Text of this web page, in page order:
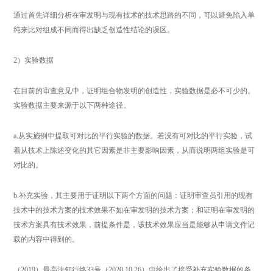
通过首先详细分析在审发明与现有技术的技术思路的不同，可以避免陷入单
纯来比对组成不同而得出缺乏创造性结论的误区。
2）实验数据
在目前的审查意见中，证明组合物发明的创造性，实验数据是必不可少的。
实验数据主要来源于以下两种途径。
a.从实施例中提取可对比的平行实验的数据。若没有可对比的平行实验，试
着从技术上陈述变化的其它因素是非主要影响因素，从而说明两组实验是可
对比的。
b.补充实验，其主要用于证明以下两个方面的问题：证明审查员引用的现有
技术中的技术方案的技术效果不如在审发明的技术方案；和证明在审发明的
技术方案具有技术效果，前提条件是，该技术效果应当是能够从申请文件记
载的内容中得到的。